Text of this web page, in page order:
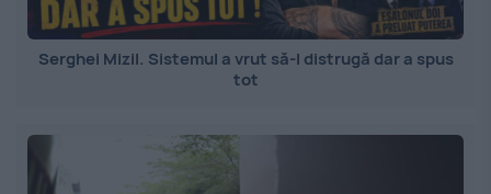
Serghei Mizil. Sistemul a vrut să-l distrugă dar a spus
tot